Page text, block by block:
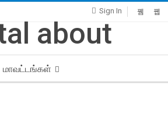
Sign In
மாவட்டங்கள்